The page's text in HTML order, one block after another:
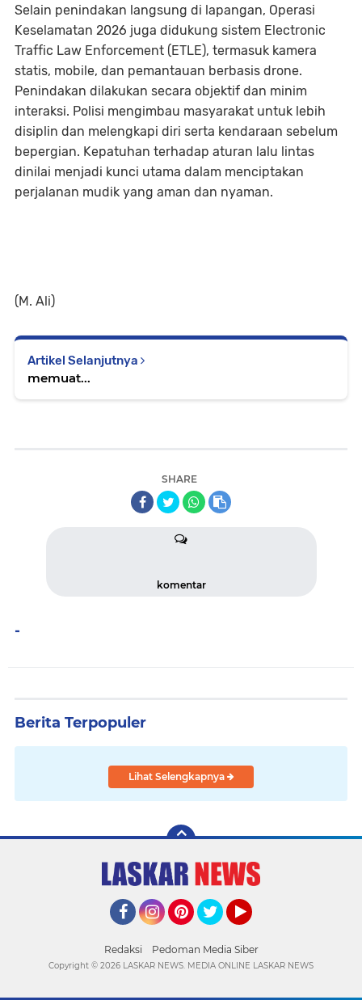
Selain penindakan langsung di lapangan, Operasi
Keselamatan 2026 juga didukung sistem Electronic
Traffic Law Enforcement (ETLE), termasuk kamera
statis, mobile, dan pemantauan berbasis drone.
Penindakan dilakukan secara objektif dan minim
interaksi. Polisi mengimbau masyarakat untuk lebih
disiplin dan melengkapi diri serta kendaraan sebelum
bepergian. Kepatuhan terhadap aturan lalu lintas
dinilai menjadi kunci utama dalam menciptakan
perjalanan mudik yang aman dan nyaman.
(M. Ali)
Artikel Selanjutnya
memuat...
SHARE
komentar
-
Berita Terpopuler
Lihat Selengkapnya
Redaksi Pedoman Media Siber
Copyright © 2026 LASKAR NEWS. MEDIA ONLINE LASKAR NEWS